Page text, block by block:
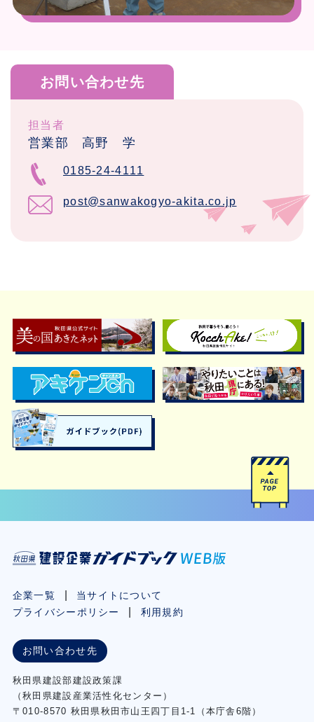
お問い合わせ先
担当者
営業部 高野 学
0185-24-4111
post@sanwakogyo-akita.co.jp
企業一覧
当サイトについて
プライバシーポリシー
利用規約
お問い合わせ先
秋⽥県建設部建設政策課
（秋⽥県建設産業活性化センター）
〒010-8570 秋田県秋田市⼭王四丁⽬1-1（本庁舎6階）